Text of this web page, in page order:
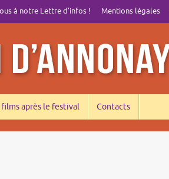
à notre Lettre d’infos ! Mentions légales
films après le festival Contacts